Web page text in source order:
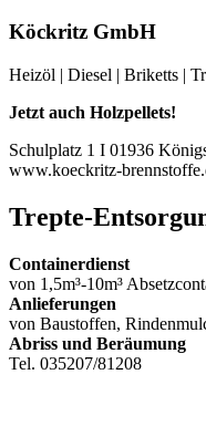
Köckritz GmbH
Heizöl | Diesel | Briketts |
Jetzt auch Holzpellets!
Schulplatz 1 I 01936
www.koeckritz-
Trepte-
Containerdienst
von 1,5m³-10m³
Anlieferungen
von Baustoffen,
Abriss und Beräumung
Tel. 035207/81208